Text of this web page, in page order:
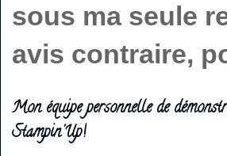
sous ma seule
avis contraire,
Mon équipe personnelle de
Stampin'Up!